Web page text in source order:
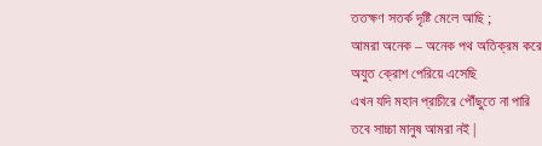
ততক্ষণ সতর্ক দৃষ্টি মেলে আছি ;
আমরা অনেক – অনেক পথ অতিক্রম করে
অযুত ক্রোশ পেরিয়ে এসেছি
এখন যদি মহান প্রাচীরে পৌঁছুতে না পারি
তবে সাচ্চা মানুষ আমরা নই |